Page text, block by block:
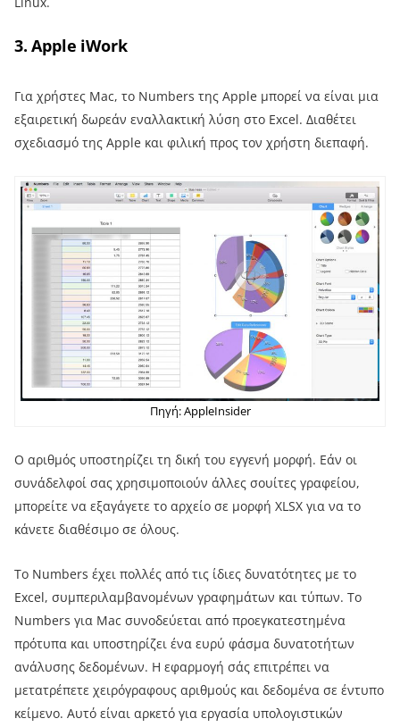
3. Apple iWork
Για χρήστες Mac, το Numbers της Apple μπορεί να είναι μια
εξαιρετική δωρεάν εναλλακτική λύση στο Excel. Διαθέτει
σχεδιασμό της Apple και φιλική προς τον χρήστη διεπαφή.
Πηγή: AppleInsider
Ο αριθμός υποστηρίζει τη δική του εγγενή μορφή. Εάν οι
συνάδελφοί σας χρησιμοποιούν άλλες σουίτες γραφείου,
μπορείτε να εξαγάγετε το αρχείο σε μορφή XLSX για να το
κάνετε διαθέσιμο σε όλους.
Το Numbers έχει πολλές από τις ίδιες δυνατότητες με το
Excel, συμπεριλαμβανομένων γραφημάτων και τύπων. Το
Numbers για Mac συνοδεύεται από προεγκατεστημένα
πρότυπα και υποστηρίζει ένα ευρύ φάσμα δυνατοτήτων
ανάλυσης δεδομένων. Η εφαρμογή σάς επιτρέπει να
μετατρέπετε χειρόγραφους αριθμούς και δεδομένα σε έντυπο
κείμενο. Αυτό είναι αρκετό για εργασία υπολογιστικών